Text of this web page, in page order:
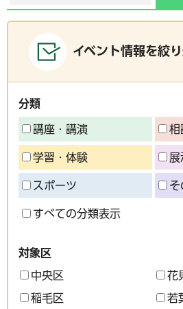
イベント情報を絞
分類
講座・講演 相
学習・体験 展
スポーツ そ
すべての分類表示
対象区
中央区 花
稲毛区 若